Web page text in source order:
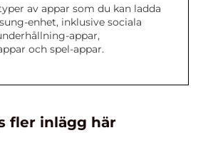
av appar som du kan ladda
enhet, inklusive sociala
appar,
och spel-appar.
fler inlägg här